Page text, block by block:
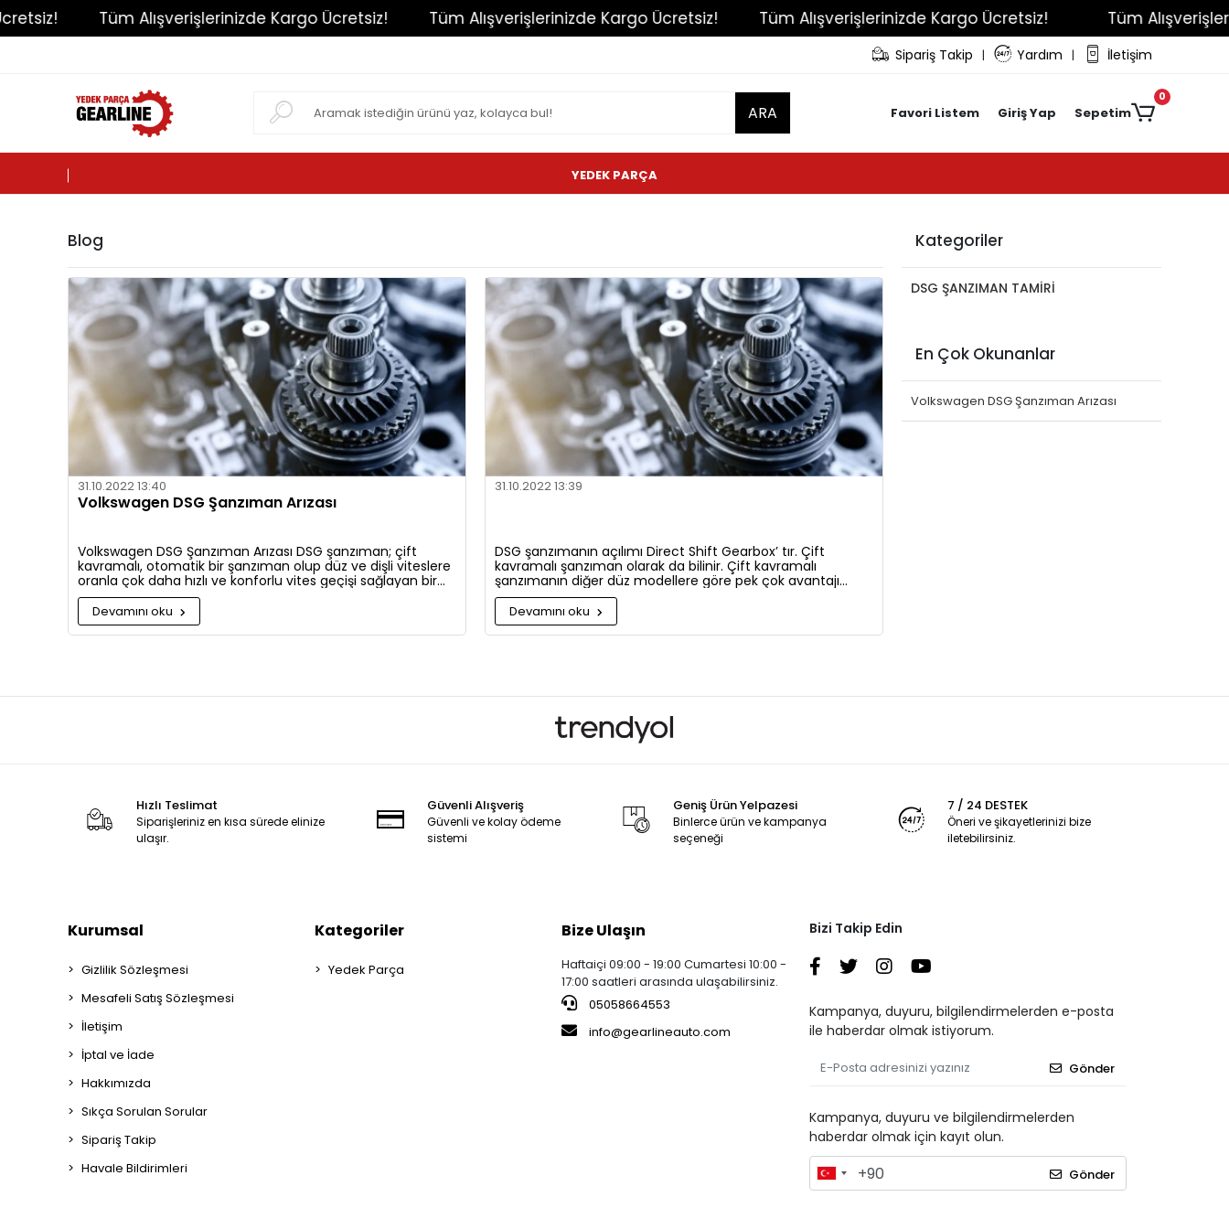
Tüm Alışverişlerinizde Kargo Ücretsiz! Tüm Alışverişlerinizde Kargo Ücretsiz! Tüm Alışverişlerinizde Kargo Ücretsiz! Tüm
Sipariş Takip | Yardım | İletişim
ARA Favori Listem Giriş Yap Sepetim
0
YEDEK PARÇA
Blog
31.10.2022 13:40
Volkswagen DSG Şanzıman Arızası
Volkswagen DSG Şanzıman Arızası DSG şanzıman; çift
kavramalı, otomatik bir şanzıman olup düz ve dişli viteslere
oranla çok daha hızlı ve konforlu vites geçişi sağlayan bir
şanzıman sistemidir.
Devamını oku
31.10.2022 13:39
DSG şanzımanın açılımı Direct Shift Gearbox’ tır. Çift
kavramalı şanzıman olarak da bilinir. Çift kavramalı
şanzımanın diğer düz modellere göre pek çok avantajı
vardır ve güncel tasarlanan araçların birçoğunda DSG
şanzıman kullanılır.
Devamını oku
Kategoriler
DSG ŞANZIMAN TAMİRİ
En Çok Okunanlar
Volkswagen DSG Şanzıman Arızası
Hızlı Teslimat
Siparişleriniz en kısa sürede elinize
ulaşır.
Güvenli Alışveriş
Güvenli ve kolay ödeme
sistemi
Geniş Ürün Yelpazesi
Binlerce ürün ve kampanya
seçeneği
7 / 24 DESTEK
Öneri ve şikayetlerinizi bize
iletebilirsiniz.
Kurumsal
Gizlilik Sözleşmesi
Mesafeli Satış Sözleşmesi
İletişim
İptal ve İade
Hakkımızda
Sıkça Sorulan Sorular
Sipariş Takip
Havale Bildirimleri
Kategoriler
Yedek Parça
Bize Ulaşın
Haftaiçi 09:00 - 19:00 Cumartesi 10:00 -
17:00 saatleri arasında ulaşabilirsiniz.
05058664553
info@gearlineauto.com
Bizi Takip Edin
Kampanya, duyuru, bilgilendirmelerden e-posta
ile haberdar olmak istiyorum.
Gönder
Kampanya, duyuru ve bilgilendirmelerden
haberdar olmak için kayıt olun.
Gönder